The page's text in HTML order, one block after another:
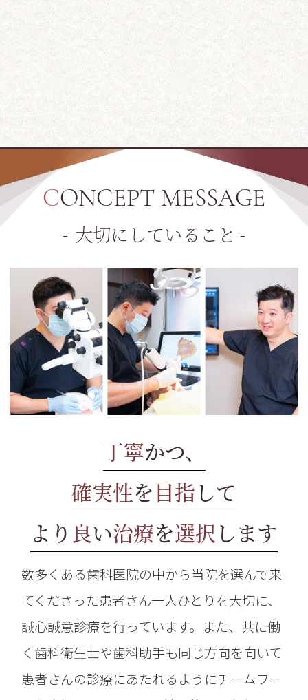
CONCEPT MESSAGE
大切にしていること
丁寧かつ、
確実性を目指して
より 良い治療を選択します
数多くある歯科医院の中から当院を選んで来
てくださった患者さん一人ひとりを大切に、
誠心誠意診療を行っています。また、共に働
く歯科衛生士や歯科助手も同じ方向を向いて
患者さんの診療にあたれるようにチームワー